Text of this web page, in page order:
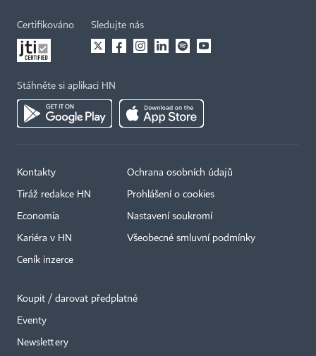
Certifikováno Sledujte nás
Stáhněte si aplikaci HN
Kontakty
Tiráž redakce HN
Economia
Kariéra v HN
Ceník inzerce
Ochrana osobních údajů
Prohlášení o cookies
Nastavení soukromí
Všeobecné smluvní podmínky
Koupit / darovat předplatné
Eventy
Newslettery